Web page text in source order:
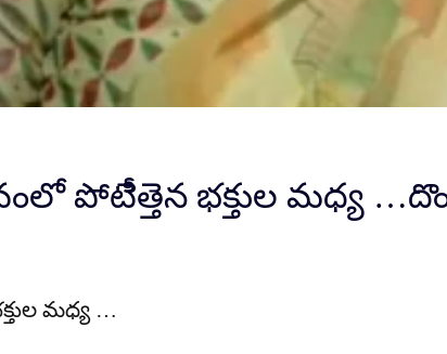
పోటీెత్తెన భక్తుల మధ్య
మధ్య …